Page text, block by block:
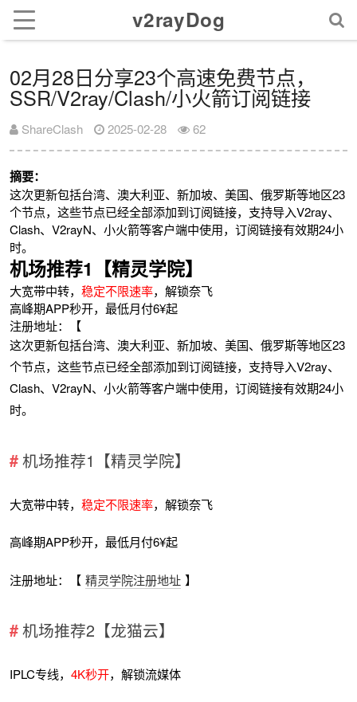
v2rayDog
02月28日分享23个高速免费节点，
SSR/V2ray/Clash/小火箭订阅链接
ShareClash 2025-02-28 62
摘要：
这次更新包括台湾、澳大利亚、新加坡、美国、俄罗斯等地区23
个节点，这些节点已经全部添加到订阅链接，支持导入V2ray、
Clash、V2rayN、小火箭等客户端中使用，订阅链接有效期24小
时。
机场推荐1【精灵学院】
大宽带中转，稳定不限速率，解锁奈飞
高峰期APP秒开，最低月付6¥起
注册地址：【
这次更新包括台湾、澳大利亚、新加坡、美国、俄罗斯等地区23
个节点，这些节点已经全部添加到订阅链接，支持导入V2ray、
Clash、V2rayN、小火箭等客户端中使用，订阅链接有效期24小
时。
机场推荐1【精灵学院】
大宽带中转，稳定不限速率，解锁奈飞
高峰期APP秒开，最低月付6¥起
注册地址：【 精灵学院注册地址 】
机场推荐2【龙猫云】
IPLC专线，4K秒开，解锁流媒体